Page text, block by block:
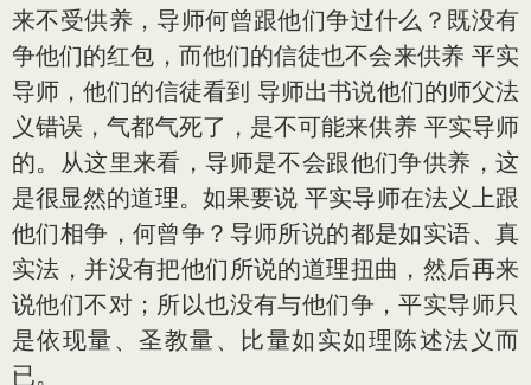
来不受供养，导师何曾跟他们争过什么？既没有
争他们的红包，而他们的信徒也不会来供养 平实
导师，他们的信徒看到 导师出书说他们的师父法
义错误，气都气死了，是不可能来供养 平实导师
的。从这里来看，导师是不会跟他们争供养，这
是很显然的道理。如果要说 平实导师在法义上跟
他们相争，何曾争？导师所说的都是如实语、真
实法，并没有把他们所说的道理扭曲，然后再来
说他们不对；所以也没有与他们争，平实导师只
是依现量、圣教量、比量如实如理陈述法义而
已。